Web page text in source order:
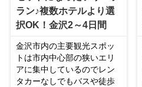
ラン♪複数ホテルより選
択OK！金沢2～4日間
金沢市内の主要観光スポッ
トは市内中心部の狭いエリ
アに集中しているのでレン
タカーなしでもバスや徒歩